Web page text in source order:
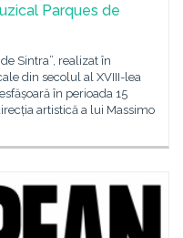
Parques de
Sintra”, realizat în
din secolul al XVIII-lea
în perioada 15
artistică a lui Massimo